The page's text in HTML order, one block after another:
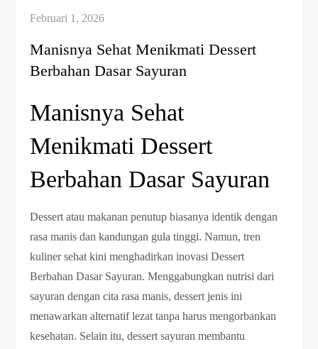
Manisnya Sehat Menikmati Dessert
Berbahan Dasar Sayuran
Manisnya Sehat
Menikmati Dessert
Berbahan Dasar Sayuran
Dessert atau makanan penutup biasanya identik dengan
rasa manis dan kandungan gula tinggi. Namun, tren
kuliner sehat kini menghadirkan inovasi Dessert
Berbahan Dasar Sayuran. Menggabungkan nutrisi dari
sayuran dengan cita rasa manis, dessert jenis ini
menawarkan alternatif lezat tanpa harus mengorbankan
kesehatan. Selain itu, dessert sayuran membantu